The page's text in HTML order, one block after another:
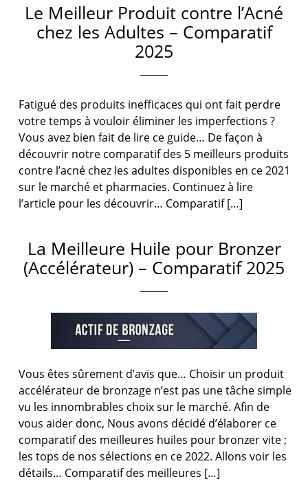
Le Meilleur Produit contre l’Acné
chez les Adultes – Comparatif
2025
Fatigué des produits inefficaces qui ont fait perdre
votre temps à vouloir éliminer les imperfections ?
Vous avez bien fait de lire ce guide… De façon à
découvrir notre comparatif des 5 meilleurs produits
contre l’acné chez les adultes disponibles en ce 2021
sur le marché et pharmacies. Continuez à lire
l’article pour les découvrir… Comparatif […]
La Meilleure Huile pour Bronzer
(Accélérateur) – Comparatif 2025
Vous êtes sûrement d’avis que… Choisir un produit
accélérateur de bronzage n’est pas une tâche simple
vu les innombrables choix sur le marché. Afin de
vous aider donc, Nous avons décidé d’élaborer ce
comparatif des meilleures huiles pour bronzer vite ;
les tops de nos sélections en ce 2022. Allons voir les
détails… Comparatif des meilleures […]